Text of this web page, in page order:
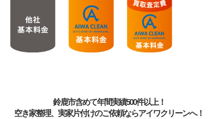
鈴鹿市含めて年間実績500件以上！
空き家整理、実家片付けのご依頼ならアイワクリーンへ！